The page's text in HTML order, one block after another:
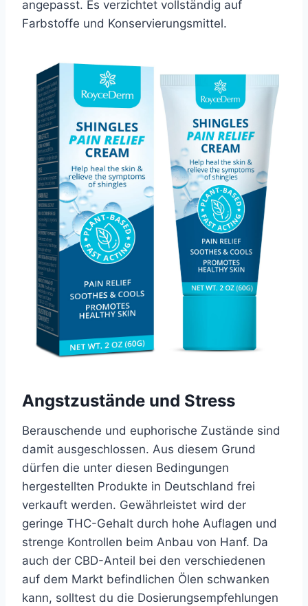
angepasst. Es verzichtet vollständig auf
Farbstoffe und Konservierungsmittel.
Angstzustände und Stress
Berauschende und euphorische Zustände sind
damit ausgeschlossen. Aus diesem Grund
dürfen die unter diesen Bedingungen
hergestellten Produkte in Deutschland frei
verkauft werden. Gewährleistet wird der
geringe THC-Gehalt durch hohe Auflagen und
strenge Kontrollen beim Anbau von Hanf. Da
auch der CBD-Anteil bei den verschiedenen
auf dem Markt befindlichen Ölen schwanken
kann, solltest du die Dosierungsempfehlungen